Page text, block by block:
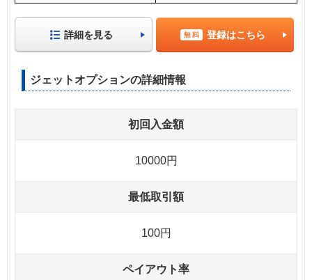
詳細を見る 登録はこちら
ジェットオプションの詳細情報
初回入金額
10000円
最低取引額
100円
ペイアウト率